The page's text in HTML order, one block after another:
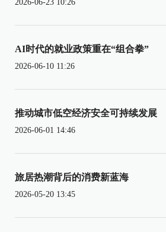
2026-06-23 10:26
AI时代的就业政策重在“组合拳”
2026-06-10 11:26
推动城市低空经济安全可持续发展
2026-06-01 14:46
旅居热潮背后的消费新蓝海
2026-05-20 13:45